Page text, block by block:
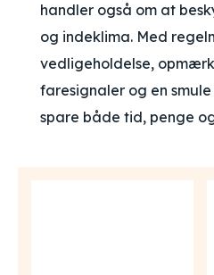
handler også om at
og indeklima. Med
vedligeholdelse,
faresignaler og en
spare både tid, penge